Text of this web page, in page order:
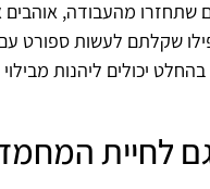
שתחזרו מהעבודה,
שקלתם לעשות ספורט
יכולים ליהנות
לחיית